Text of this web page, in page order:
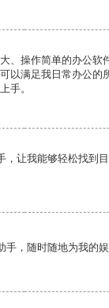
、操作简单的办公软
以满足我日常办公的
手。
，让我能够轻松找到
，随时随地为我的娱